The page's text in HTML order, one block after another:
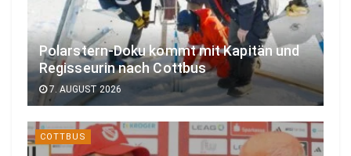
Polarstern-Doku kommt mit Kapitän und
Regisseurin nach Cottbus
7. AUGUST 2026
COTTBUS